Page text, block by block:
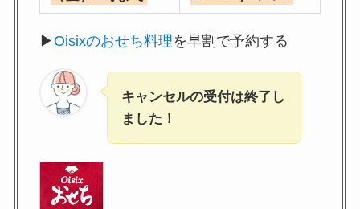
▶Oisixのおせち料理を早割で予約する
キャンセルの受付は終了し
ました！